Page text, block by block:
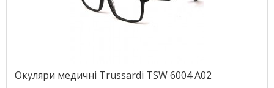
Окуляри медичні Trussardi TSW 6004 A02